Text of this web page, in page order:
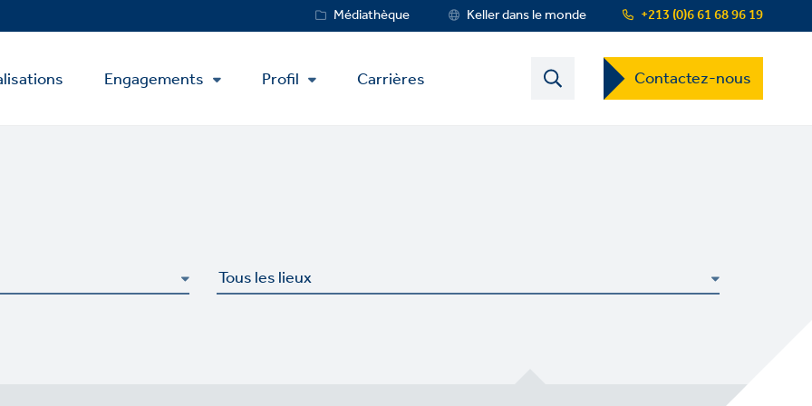
+213 (0)6 61 68 96 19
Service
MenuMédiathèque Keller dans le monde
Engagements Profil Carrières Contact
US
Dropdown
Contactez-nous